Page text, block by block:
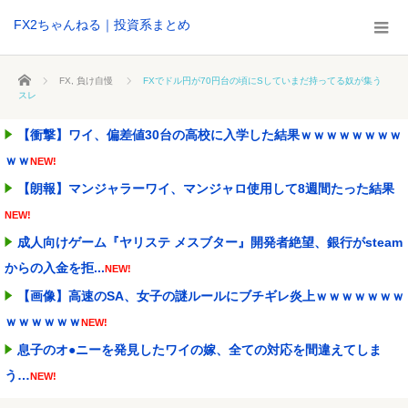
FX2ちゃんねる｜投資系まとめ
ホーム FX 負け自慢
FXでドル円が70円台の頃にSしていまだ持ってる奴が集う
スレ
【衝撃】ワイ、偏差値30台の高校に入学した結果ｗｗｗｗｗｗｗｗ
ｗｗNEW!
【朗報】マンジャラーワイ、マンジャロ使用して8週間たった結果
NEW!
成人向けゲーム『ヤリステ メスブター』開発者絶望、銀行がsteam
からの入金を拒...NEW!
【画像】高速のSA、女子の謎ルールにブチギレ炎上ｗｗｗｗｗｗｗ
ｗｗｗｗｗｗNEW!
息子のオ●ニーを発見したワイの嫁、全ての対応を間違えてしま
う…NEW!